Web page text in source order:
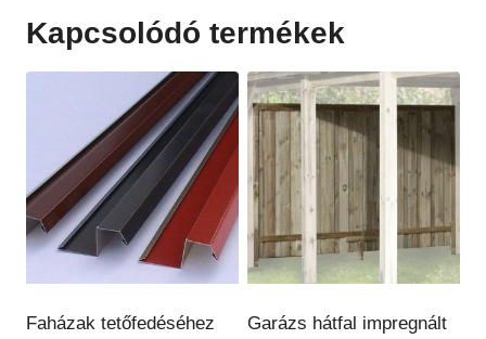
Kapcsolódó termékek
Faházak tetőfedéséhez
Garázs hátfal impregnált